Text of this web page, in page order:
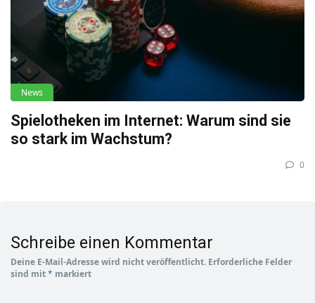
News
Spielotheken im Internet: Warum sind sie
so stark im Wachstum?
0
Schreibe einen Kommentar
Deine E-Mail-Adresse wird nicht veröffentlicht. Erforderliche Felder
sind mit* markiert